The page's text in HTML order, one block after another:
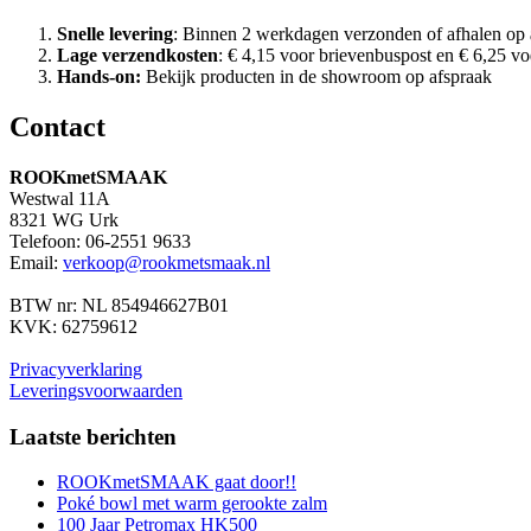
Snelle levering: Binnen 2 werkdagen verzonden of afhalen op
Lage verzendkosten: € 4,15 voor brievenbuspost en € 6,25
Hands-on: Bekijk producten in de showroom op afspraak
Contact
ROOKmetSMAAK
Westwal 11A
8321 WG Urk
Telefoon: 06-2551 9633
Email: verkoop@rookmetsmaak.nl
BTW nr: NL 854946627B01
KVK: 62759612
Privacyverklaring
Leveringsvoorwaarden
Laatste berichten
ROOKmetSMAAK gaat door!!
Poké bowl met warm gerookte zalm
100 Jaar Petromax HK500